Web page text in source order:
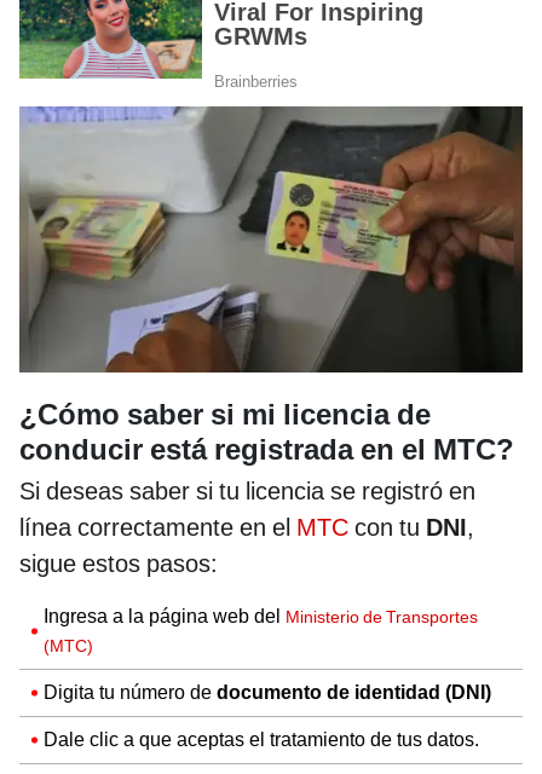
¿Cómo saber si mi licencia de
conducir está registrada en el MTC?
Si deseas saber si tu licencia se registró en
línea correctamente en el MTC con tu DNI,
sigue estos pasos:
Ingresa a la página web del Ministerio de Transportes
(MTC)
Digita tu número de documento de identidad (DNI)
Dale clic a que aceptas el tratamiento de tus datos.